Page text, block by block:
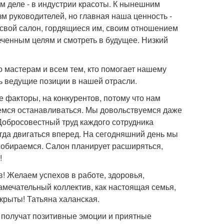
деле - в индустрии красоты. К нынешним
но главная наша ценность -
салон, гордящиеся им, своим отношением
целям и смотреть в будущее. Низкий
и всем тем, кто помогает нашему
ведущие позиции в нашей отрасли.
на конкурентов, потому что нам
останавливаться. Мы довольствуемся даже
труд каждого сотрудника
двигаться вперед. На сегодняшний день мы
Салон планирует расширяться,
Желаем успехов в работе, здоровья,
коллектив, как настоящая семья,
Татьяна халанская.
позитивные эмоции и приятные